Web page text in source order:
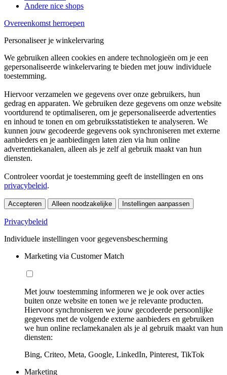
Andere nice shops
Overeenkomst herroepen
Personaliseer je winkelervaring
We gebruiken alleen cookies en andere technologieën om je een
gepersonaliseerde winkelervaring te bieden met jouw individuele
toestemming.
Hiervoor verzamelen we gegevens over onze gebruikers, hun
gedrag en apparaten. We gebruiken deze gegevens om onze website
voortdurend te optimaliseren, om je gepersonaliseerde advertenties
en inhoud te tonen en om gebruiksstatistieken te analyseren. We
kunnen jouw gecodeerde gegevens ook synchroniseren met externe
aanbieders en je aanbiedingen laten zien via hun online
advertentiekanalen, alleen als je zelf al gebruik maakt van hun
diensten.
Controleer voordat je toestemming geeft de instellingen en ons
privacybeleid.
Accepteren Alleen noodzakelijke Instellingen aanpassen
Privacybeleid
Individuele instellingen voor gegevensbescherming
Marketing via Customer Match
Met jouw toestemming informeren we je ook over acties
buiten onze website en tonen we je relevante producten.
Hiervoor synchroniseren we jouw gecodeerde persoonlijke
gegevens met de volgende externe aanbieders en gebruiken
we hun online reclamekanalen als je al gebruik maakt van hun
diensten:
Bing, Criteo, Meta, Google, LinkedIn, Pinterest, TikTok
Marketing